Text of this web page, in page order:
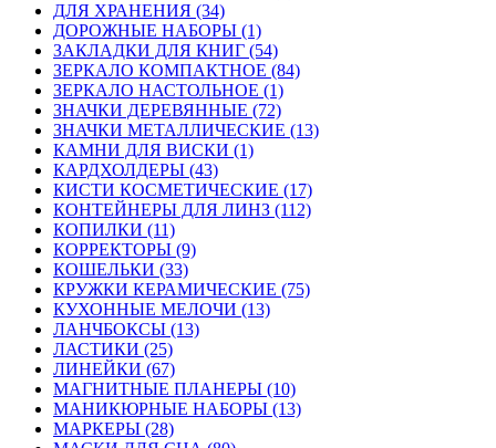
ДЛЯ ХРАНЕНИЯ (34)
ДОРОЖНЫЕ НАБОРЫ (1)
ЗАКЛАДКИ ДЛЯ КНИГ (54)
ЗЕРКАЛО КОМПАКТНОЕ (84)
ЗЕРКАЛО НАСТОЛЬНОЕ (1)
ЗНАЧКИ ДЕРЕВЯННЫЕ (72)
ЗНАЧКИ МЕТАЛЛИЧЕСКИЕ (13)
КАМНИ ДЛЯ ВИСКИ (1)
КАРДХОЛДЕРЫ (43)
КИСТИ КОСМЕТИЧЕСКИЕ (17)
КОНТЕЙНЕРЫ ДЛЯ ЛИНЗ (112)
КОПИЛКИ (11)
КОРРЕКТОРЫ (9)
КОШЕЛЬКИ (33)
КРУЖКИ КЕРАМИЧЕСКИЕ (75)
КУХОННЫЕ МЕЛОЧИ (13)
ЛАНЧБОКСЫ (13)
ЛАСТИКИ (25)
ЛИНЕЙКИ (67)
МАГНИТНЫЕ ПЛАНЕРЫ (10)
МАНИКЮРНЫЕ НАБОРЫ (13)
МАРКЕРЫ (28)